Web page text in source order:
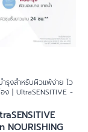
งสำหรับผิวแพ้ง่าย ไว
ง | UltraSENSITIVE -